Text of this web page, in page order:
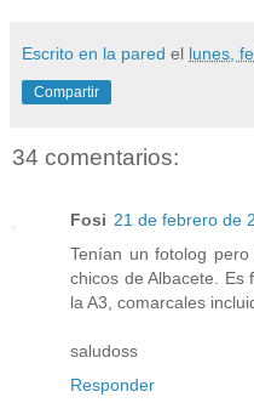
Escrito en la pared el lunes,
Compartir
34 comentarios:
Fosi 21 de febrero de
Tenían un fotolog
chicos de Albacete. Es
la A3, comarcales
saludoss
Responder